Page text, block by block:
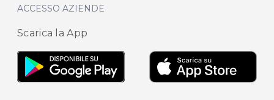
ACCESSO AZIENDE
Scarica la App